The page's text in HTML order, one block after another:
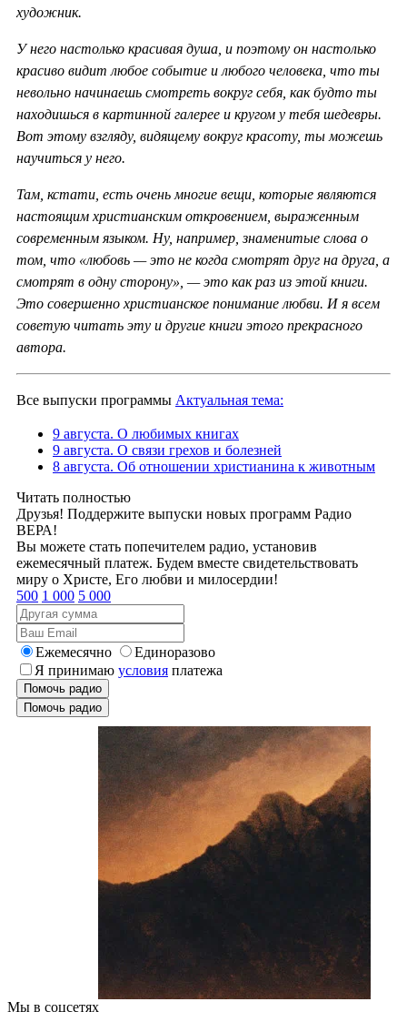
художник.
У него настолько красивая душа, и поэтому он настолько
красиво видит любое событие и любого человека, что ты
невольно начинаешь смотреть вокруг себя, как будто ты
находишься в картинной галерее и кругом у тебя шедевры.
Вот этому взгляду, видящему вокруг красоту, ты можешь
научиться у него.
Там, кстати, есть очень многие вещи, которые являются
настоящим христианским откровением, выраженным
современным языком. Ну, например, знаменитые слова о
том, что «любовь — это не когда смотрят друг на друга, а
смотрят в одну сторону», — это как раз из этой книги.
Это совершенно христианское понимание любви. И я всем
советую читать эту и другие книги этого прекрасного
автора.
Все выпуски программы Актуальная тема:
9 августа. О любимых книгах
9 августа. О связи грехов и болезней
8 августа. Об отношении христианина к животным
Читать полностью
Друзья! Поддержите выпуски новых программ Радио
ВЕРА!
Вы можете стать попечителем радио, установив
ежемесячный платеж. Будем вместе свидетельствовать
миру о Христе, Его любви и милосердии!
500 1 000 5 000
Ежемесячно
Единоразово
Я принимаю условия платежа
Помочь радио
Помочь радио
Мы в соцсетях